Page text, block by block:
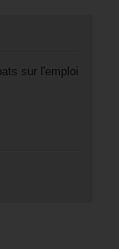
sur l'emploi